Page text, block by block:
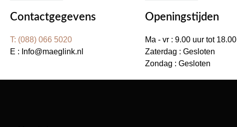
Contactgegevens
T: (088) 066 5020
E : Info@maeglink.nl
Openingstijden
Ma - vr : 9.00 uur tot 18.00
Zaterdag : Gesloten
Zondag : Gesloten